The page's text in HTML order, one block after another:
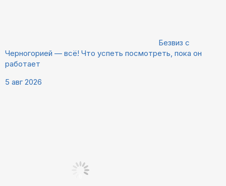
Безвиз с
Черногорией — всё! Что успеть посмотреть, пока он
работает
5 авг 2026